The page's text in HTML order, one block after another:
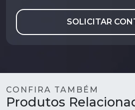
SOLICITAR
CONFIRA TAMBÉM
Produtos